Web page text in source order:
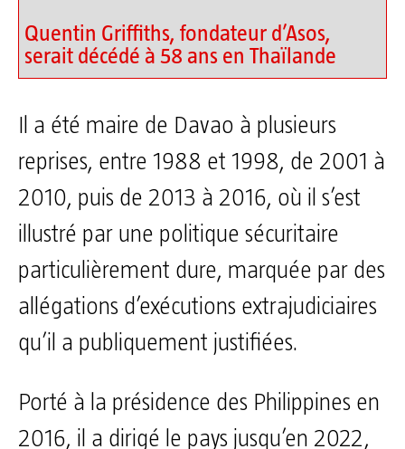
Quentin Griffiths, fondateur d’Asos,
serait décédé à 58 ans en Thaïlande
Il a été maire de Davao à plusieurs
reprises, entre 1988 et 1998, de 2001 à
2010, puis de 2013 à 2016, où il s’est
illustré par une politique sécuritaire
particulièrement dure, marquée par des
allégations d’exécutions extrajudiciaires
qu’il a publiquement justifiées.
Porté à la présidence des Philippines en
2016, il a dirigé le pays jusqu’en 2022,